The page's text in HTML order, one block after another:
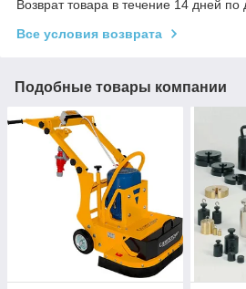
Возврат товара в течение 14 дней по
Все условия возврата
Подобные товары компании